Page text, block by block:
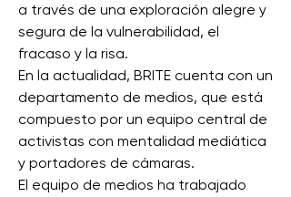
a través de una exploración alegre y
segura de la vulnerabilidad, el
fracaso y la risa.
En la actualidad, BRITE cuenta con un
departamento de medios, que está
compuesto por un equipo central de
activistas con mentalidad mediática
y portadores de cámaras.
El equipo de medios ha trabajado